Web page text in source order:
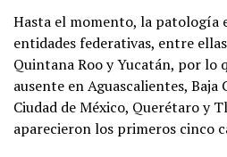
Hasta el momento, la patología
entidades federativas, entre
Quintana Roo y Yucatán, por lo
ausente en Aguascalientes, Baja
Ciudad de México, Querétaro y
aparecieron los primeros cinco